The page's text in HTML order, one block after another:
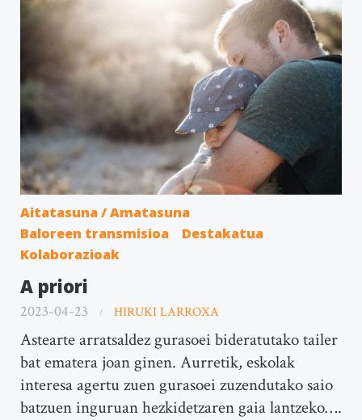
Aitatasuna / Amatasuna
Baloreen transmisioa
Destakatua
Kolaborazioak
A priori
2023-04-23 HIRUKI LARROXA
Astearte arratsaldez gurasoei bideratutako tailer
bat ematera joan ginen. Aurretik, eskolak
interesa agertu zuen gurasoei zuzendutako saio
batzuen inguruan hezkidetzaren gaia lantzeko….